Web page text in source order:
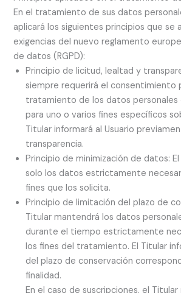
En el tratamiento de sus datos
aplicará los siguientes principios que se
exigencias del nuevo reglamento
de datos (RGPD):
Principio de licitud, lealtad y
siempre requerirá el consentimiento
tratamiento de los datos personales
para uno o varios fines específicos
Titular informará al Usuario
transparencia.
Principio de minimización de datos:
solo los datos estrictamente
fines que los solicita.
Principio de limitación del plazo de
Titular mantendrá los datos
durante el tiempo estrictamente
los fines del tratamiento. El Titular
del plazo de conservación
finalidad.
En el caso de suscripciones, el Titular